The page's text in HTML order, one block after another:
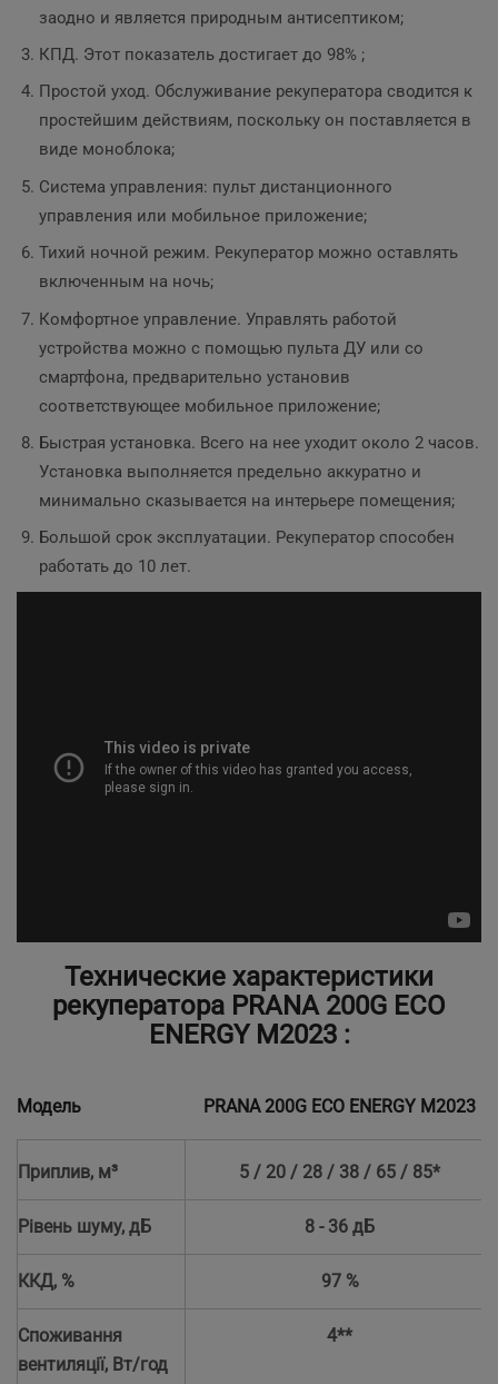
заодно и является природным антисептиком;
КПД. Этот показатель достигает до 98% ;
Простой уход. Обслуживание рекуператора сводится к
простейшим действиям, поскольку он поставляется в
виде моноблока;
Система управления: пульт дистанционного
управления или мобильное приложение;
Тихий ночной режим. Рекуператор можно оставлять
включенным на ночь;
Комфортное управление. Управлять работой
устройства можно с помощью пульта ДУ или со
смартфона, предварительно установив
соответствующее мобильное приложение;
Быстрая установка. Всего на нее уходит около 2 часов.
Установка выполняется предельно аккуратно и
минимально сказывается на интерьере помещения;
Большой срок эксплуатации. Рекуператор способен
работать до 10 лет.
Технические характеристики
рекуператора PRANA 200G ECO
ENERGY M2023 :
Модель PRANA 200G ECO ENERGY M2023
Приплив, м³ 5 / 20 / 28 / 38 / 65 / 85*
Рівень шуму, дБ 8 - 36 дБ
ККД, % 97 %
Споживання
вентиляції, Вт/год
4**